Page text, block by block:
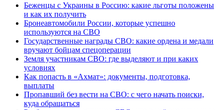
Беженцы с Украины в Россию: какие льготы положены
и как их получить
Бронеавтомобили России, которые успешно
используются на СВО
Государственные награды СВО: какие ордена и медали
вручают бойцам спецоперации
Земля участникам СВО: где выделяют и при каких
условиях
Как попасть в «Ахмат»: документы, подготовка,
выплаты
Пропавший без вести на СВО: с чего начать поиски,
куда обращаться